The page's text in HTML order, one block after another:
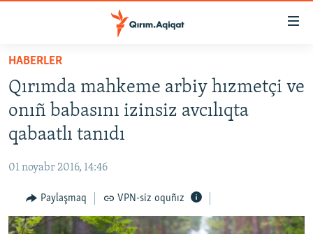
Esas
qaytmaq
Baş
navigatsiyağa
qaytmaq
Qıdıruvğa
qaytmaq
HABERLER
SİYASET
İQTİSADİYAT
MEDENİYET
İNSAN AQLARI
VİDEO
HABERLER
Qırımda mahkeme arbiy hızmetçi ve
onıñ babasını izinsiz avcılıqta
qabaatlı tanıdı
01 noyabr 2016, 14:46
Paylaşmaq VPN-siz oquñız